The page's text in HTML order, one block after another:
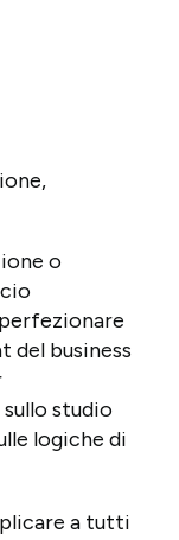
o
del business
studio
logiche di
a tutti